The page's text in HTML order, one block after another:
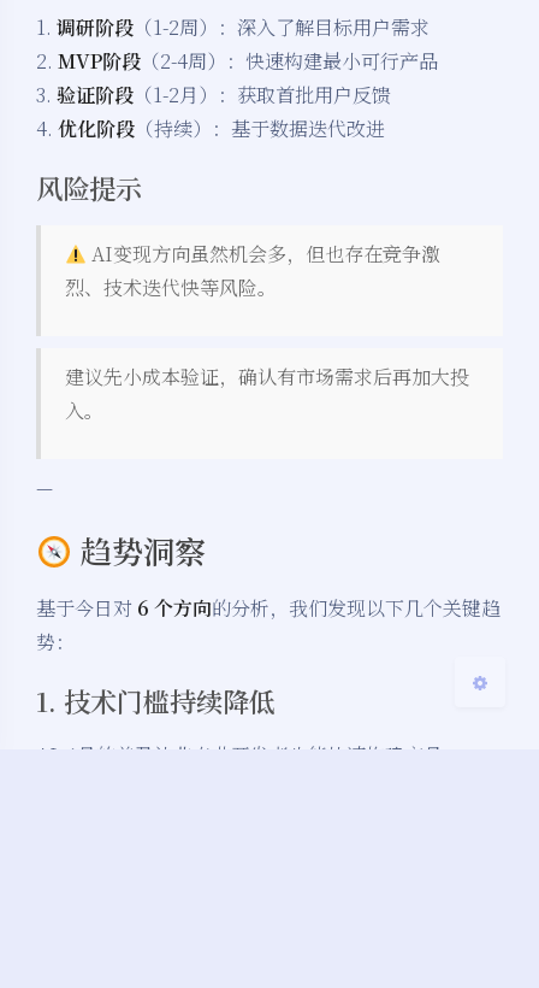
夜间模式
1. 调研阶段 （1-2周）：深入了解目标用户需求
2. MVP阶段 （2-4周）：快速构建最小可行产品
3. 验证阶段 （1-2月）：获取首批用户反馈
4. 优化阶段 （持续）：基于数据迭代改进
风险提示
AI变现方向虽然机会多，但也存在竞争激
烈、技术迭代快等风险。
建议先小成本验证，确认有市场需求后再加大投
入。
—
趋势洞察
基于今日对 6 个方向的分析，我们发现以下几个关键趋
势：
1. 技术门槛持续降低
AI工具的普及让非专业开发者也能快速构建产品。